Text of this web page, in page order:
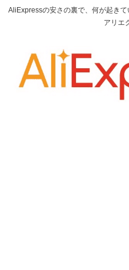
AliExpressの安さの裏で、何が起き
アリエ